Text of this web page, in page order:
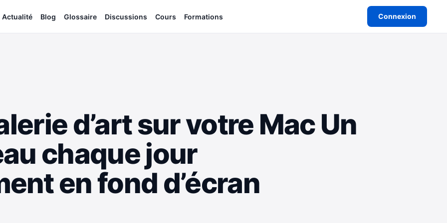
Actualité Blog Glossaire Discussions Cours Formations Connexion
d’art sur votre Mac Un
chaque jour
en fond d’écran